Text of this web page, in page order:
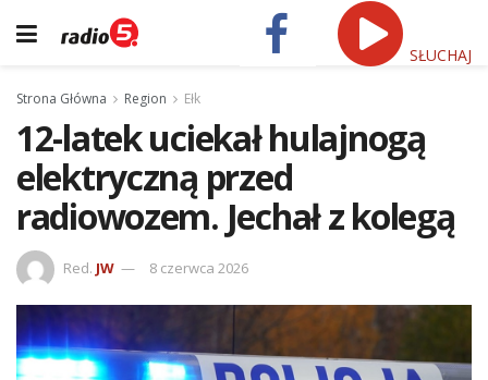
SŁUCHAJ
Strona Główna Region Ełk
12-latek uciekał hulajnogą
elektryczną przed
radiowozem. Jechał z kolegą
Red. JW 8 czerwca 2026